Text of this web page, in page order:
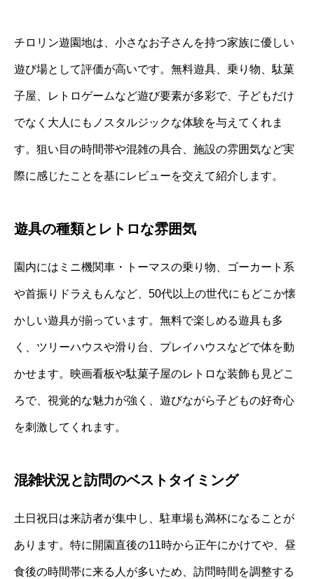
チロリン遊園地は、小さなお子さんを持つ家族に優しい
遊び場として評価が高いです。無料遊具、乗り物、駄菓
子屋、レトロゲームなど遊び要素が多彩で、子どもだけ
でなく大人にもノスタルジックな体験を与えてくれま
す。狙い目の時間帯や混雑の具合、施設の雰囲気など実
際に感じたことを基にレビューを交えて紹介します。
遊具の種類とレトロな雰囲気
園内にはミニ機関車・トーマスの乗り物、ゴーカート系
や首振りドラえもんなど、50代以上の世代にもどこか懐
かしい遊具が揃っています。無料で楽しめる遊具も多
く、ツリーハウスや滑り台、プレイハウスなどで体を動
かせます。映画看板や駄菓子屋のレトロな装飾も見どこ
ろで、視覚的な魅力が強く、遊びながら子どもの好奇心
を刺激してくれます。
混雑状況と訪問のベストタイミング
土日祝日は来訪者が集中し、駐車場も満杯になることが
あります。特に開園直後の11時から正午にかけてや、昼
食後の時間帯に来る人が多いため、訪問時間を調整する